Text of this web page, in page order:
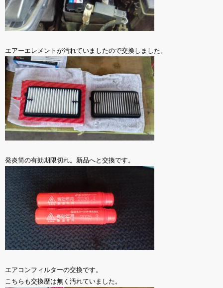
エアーエレメントが汚れていましたので交換しました。
発炎筒の有効期限切れ。新品へと交換です。
エアコンフィルターの交換です。
こちらも交換歴は無く汚れていました。